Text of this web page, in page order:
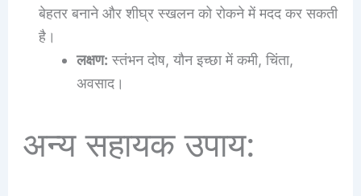
बेहतर बनाने और शीघ्र स्खलन को रोकने में मदद कर सकती
है।
लक्षण: स्तंभन दोष, यौन इच्छा में कमी, चिंता,
अवसाद।
अन्य सहायक उपाय: